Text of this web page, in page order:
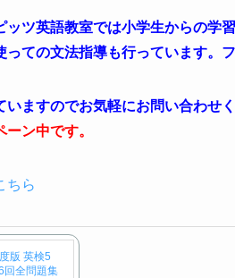
ッツ英語教室では小学生からの学
ての文法指導も行っています。
ますのでお気軽にお問い合わせく
ン中です。
ちら
版 英検5
回全問題集